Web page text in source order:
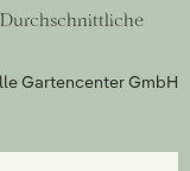
Durchschnittliche
Gartencenter GmbH